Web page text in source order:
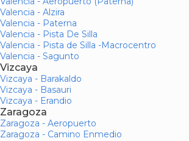
Valencia - Alzira
Valencia - Paterna
Valencia - Pista De Silla
Valencia - Pista de Silla -Macrocentro
Valencia - Sagunto
Vizcaya
Vizcaya - Barakaldo
Vizcaya - Basauri
Vizcaya - Erandio
Zaragoza
Zaragoza - Aeropuerto
Zaragoza - Camino Enmedio